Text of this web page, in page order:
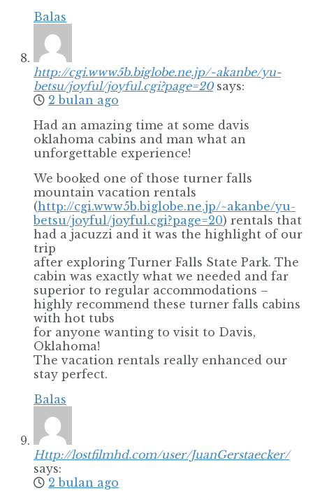
Balas
http://cgi.www5b.biglobe.ne.jp/~akanbe/yu-
betsu/joyful/joyful.cgi?page=20 says:
2 bulan ago
Had an amazing time at some davis
oklahoma cabins and man what an
unforgettable experience!
We booked one of those turner falls
mountain vacation rentals
(http://cgi.www5b.biglobe.ne.jp/~akanbe/yu-
betsu/joyful/joyful.cgi?page=20) rentals that
had a jacuzzi and it was the highlight of our
trip
after exploring Turner Falls State Park. The
cabin was exactly what we needed and far
superior to regular accommodations –
highly recommend these turner falls cabins
with hot tubs
for anyone wanting to visit to Davis,
Oklahoma!
The vacation rentals really enhanced our
stay perfect.
Balas
Http://lostfilmhd.com/user/JuanGerstaecker/
says:
2 bulan ago